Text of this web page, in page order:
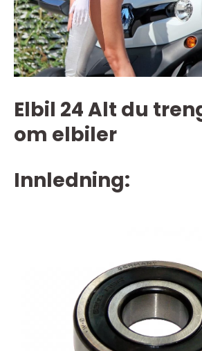
Elbil 24 Alt du
om elbiler
Innledning: